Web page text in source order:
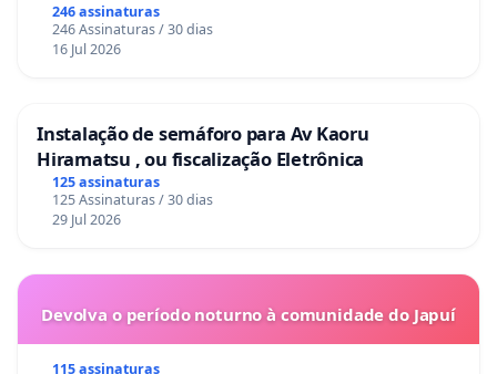
246 assinaturas
246 Assinaturas / 30 dias
16 Jul 2026
Instalação de semáforo para Av Kaoru
Hiramatsu , ou fiscalização Eletrônica
125 assinaturas
125 Assinaturas / 30 dias
29 Jul 2026
Devolva o período noturno à comunidade do Japuí
115 assinaturas